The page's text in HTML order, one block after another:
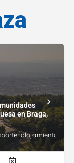
en Braga,
alojamiento,